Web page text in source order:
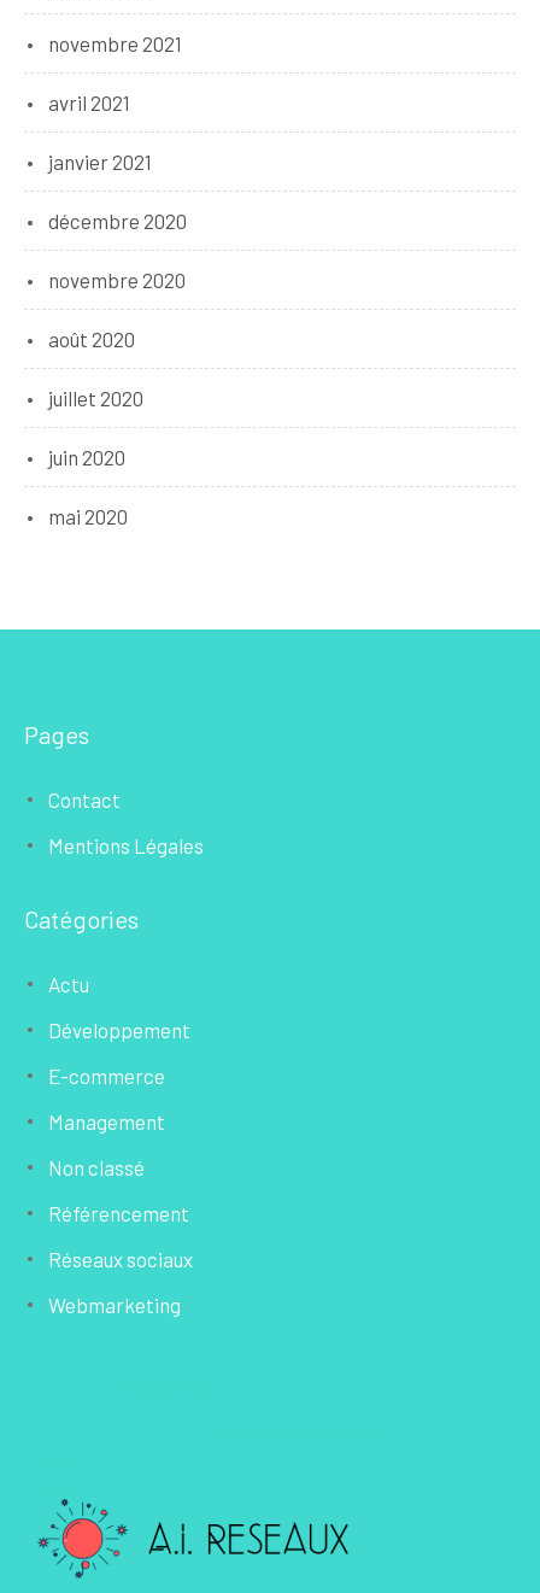
novembre 2021
avril 2021
janvier 2021
décembre 2020
novembre 2020
août 2020
juillet 2020
juin 2020
mai 2020
Pages
Contact
Mentions Légales
Catégories
Actu
Développement
E-commerce
Management
Non classé
Référencement
Réseaux sociaux
Webmarketing